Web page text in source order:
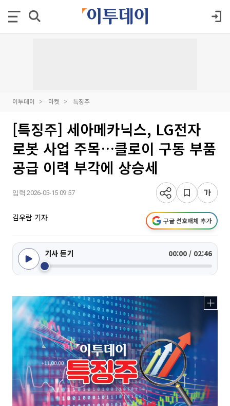
이투데이 마켓 특징주
[특징주] 세아메카닉스, LG전자
로봇 사업 주목…클로이 구동 부품
공급 이력 부각에 상승세
입력 2026-05-15 09:57
김우람 기자 구글 선호매체 추가
기사 듣기 00:00 / 02:46